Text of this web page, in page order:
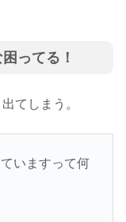
ってる！
てしまう。
いますって何